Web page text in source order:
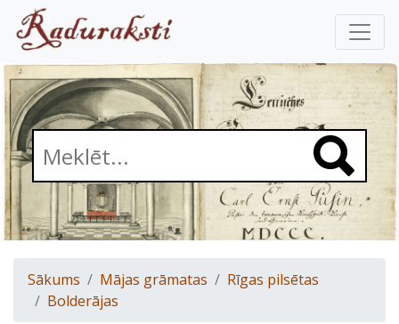
Sākums Mājas grāmatas
Rīgas pilsētas
Bolderājas